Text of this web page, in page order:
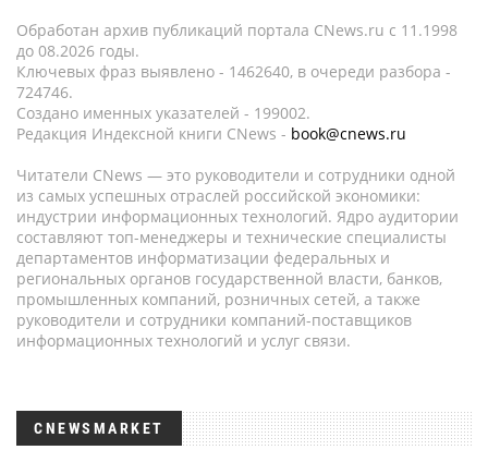
Обработан архив публикаций портала CNews.ru c 11.1998
до 08.2026 годы.
Ключевых фраз выявлено - 1462640, в очереди разбора -
724746.
Создано именных указателей - 199002.
Редакция Индексной книги CNews - book@cnews.ru
Читатели CNews — это руководители и сотрудники одной
из самых успешных отраслей российской экономики:
индустрии информационных технологий. Ядро аудитории
составляют топ-менеджеры и технические специалисты
департаментов информатизации федеральных и
региональных органов государственной власти, банков,
промышленных компаний, розничных сетей, а также
руководители и сотрудники компаний-поставщиков
информационных технологий и услуг связи.
CNEWSMARKET